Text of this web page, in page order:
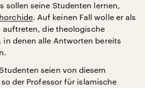
sollen seine Studenten lernen,
. Auf keinen Fall wolle er als
auftreten, die theologische
in denen alle Antworten bereits
seien von diesem
der Professor für islamische